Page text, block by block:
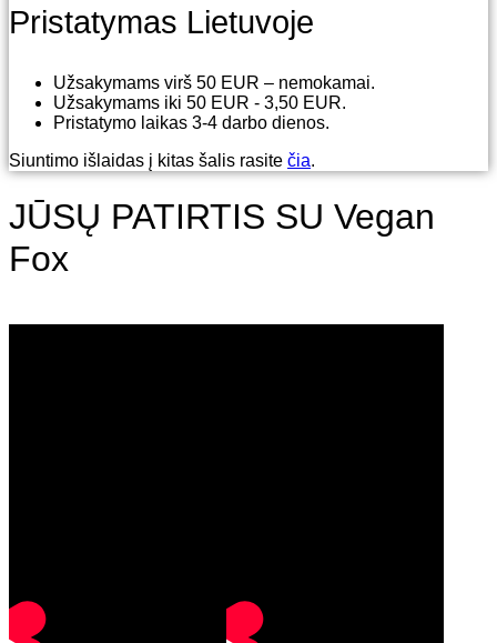
Pristatymas Lietuvoje
Užsakymams virš 50 EUR – nemokamai.
Užsakymams iki 50 EUR - 3,50 EUR.
Pristatymo laikas 3-4 darbo dienos.
Siuntimo išlaidas į kitas šalis rasite čia.
JŪSŲ PATIRTIS SU Vegan
Fox